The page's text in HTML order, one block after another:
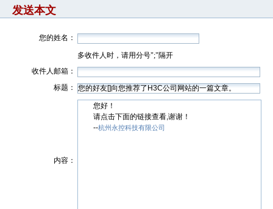
发送本文
您的姓名：
多收件人时，请用分号";"隔开
收件人邮箱：
标题：
内容：
您好！
请点击下面的链接查看,谢谢！
--杭州永控科技有限公司